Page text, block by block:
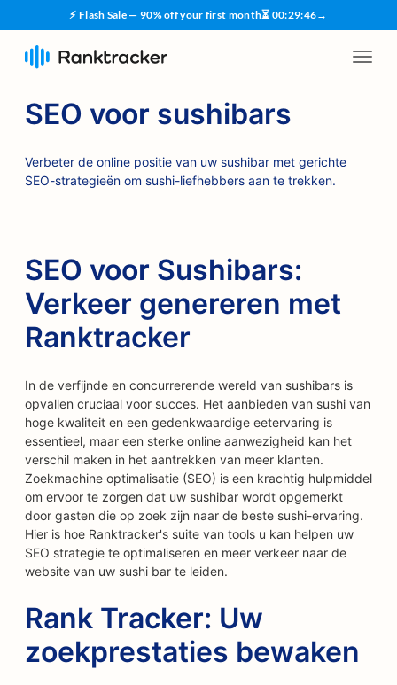
⚡ Flash Sale — 90% off your first month⏳ 00:29:45→
SEO voor sushibars
Verbeter de online positie van uw sushibar met gerichte
SEO-strategieën om sushi-liefhebbers aan te trekken.
SEO voor Sushibars:
Verkeer genereren met
Ranktracker
In de verfijnde en concurrerende wereld van sushibars is
opvallen cruciaal voor succes. Het aanbieden van sushi van
hoge kwaliteit en een gedenkwaardige eetervaring is
essentieel, maar een sterke online aanwezigheid kan het
verschil maken in het aantrekken van meer klanten.
Zoekmachine optimalisatie (SEO) is een krachtig hulpmiddel
om ervoor te zorgen dat uw sushibar wordt opgemerkt
door gasten die op zoek zijn naar de beste sushi-ervaring.
Hier is hoe Ranktracker's suite van tools u kan helpen uw
SEO strategie te optimaliseren en meer verkeer naar de
website van uw sushi bar te leiden.
Rank Tracker: Uw
zoekprestaties bewaken